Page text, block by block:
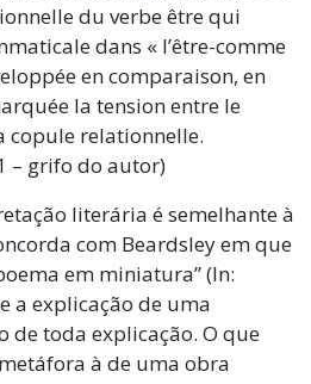
du verbe être qui
dans « l’être-comme
en comparaison, en
la tension entre le
copule relationnelle.
– grifo do autor)
literária é semelhante à
com Beardsley em que
em miniatura” (In:
a explicação de uma
de toda explicação. O que
à de uma obra